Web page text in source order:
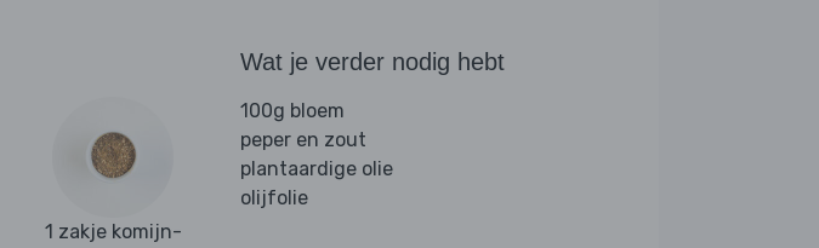
1 zakje komijn-
Wat je verder nodig hebt
100g bloem
peper en zout
plantaardige olie
olijfolie